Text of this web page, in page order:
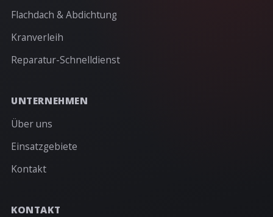
Flachdach & Abdichtung
Kranverleih
Reparatur-Schnelldienst
UNTERNEHMEN
Über uns
Einsatzgebiete
Kontakt
KONTAKT